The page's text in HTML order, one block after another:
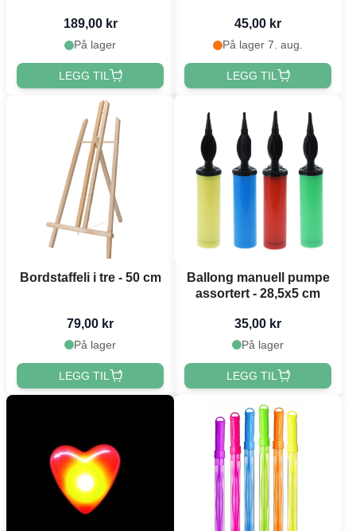
189,00 kr
På lager
LEGG TIL
45,00 kr
På lager 7. aug.
LEGG TIL
Bordstaffeli i tre - 50 cm
79,00 kr
På lager
LEGG TIL
Ballong manuell pumpe
assortert - 28,5x5 cm
35,00 kr
På lager
LEGG TIL